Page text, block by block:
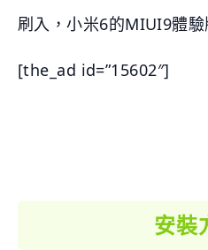
刷入，小米6的MIUI9體驗
[the_ad id=”15602″]
安裝